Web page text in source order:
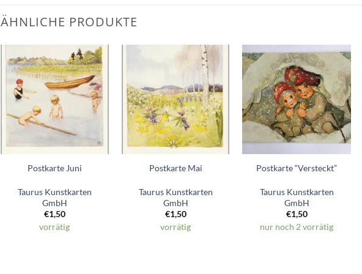
ÄHNLICHE PRODUKTE
Zum
Wunschzettel
hinzufügen
Postkarte Juni
Taurus Kunstkarten
GmbH
€1,50
vorrätig
Zum
Wunschzettel
hinzufügen
Postkarte Mai
Taurus Kunstkarten
GmbH
€1,50
vorrätig
Zum
Wunschzettel
hinzufügen
Postkarte “Versteckt”
Taurus Kunstkarten
GmbH
€1,50
nur noch 2 vorrätig